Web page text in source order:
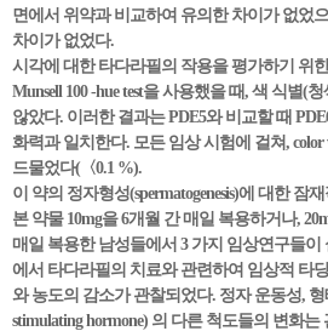
면에서 위약과 비교하여 유의한 차이가 없었
차이가 없었다.
시각에 대한 타다라필의 작용을 평가하기 위
Munsell 100 -hue test을 사용했을 때, 색 식별(
않았다. 이러한 결과는 PDE5와 비교할 때
화력과 일치한다. 모든 임상 시험에 걸쳐,
드물었다(〈0.1 %).
이 약의 정자형성(spermatogenesis)에 대한 잠
본 약물 10mg을 6개월 간 매일 복용하거나,
매일 복용한 남성들에서 3 가지 임상연구들이
에서 타다라필의 치료와 관련하여 임상적 타
와 농도의 감소가 관찰되었다. 정자 운동성,
stimulating hormone) 의 다른 척도들의 변화